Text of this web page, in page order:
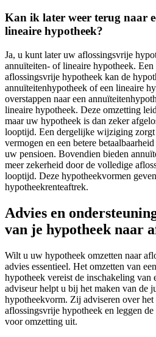
Kan ik later weer terug naar
lineaire hypotheek?
Ja, u kunt later uw aflossingsvrije
annuïteiten- of lineaire hypotheek. Een
aflossingsvrije hypotheek kan de
annuïteitenhypotheek of een lineaire
overstappen naar een
lineaire hypotheek. Deze omzetting
maar uw hypotheek is dan zeker
looptijd. Een dergelijke wijziging
vermogen en een betere
uw pensioen. Bovendien bieden
meer zekerheid door de volledige
looptijd. Deze hypotheekvormen
hypotheekrenteaftrek.
Advies en
van je hypotheek naar
Wilt u uw hypotheek omzetten naar
advies essentieel. Het omzetten van
hypotheek vereist de inschakeling van
adviseur helpt u bij het maken van de
hypotheekvorm. Zij adviseren over het
aflossingsvrije hypotheek en leggen
voor omzetting uit.